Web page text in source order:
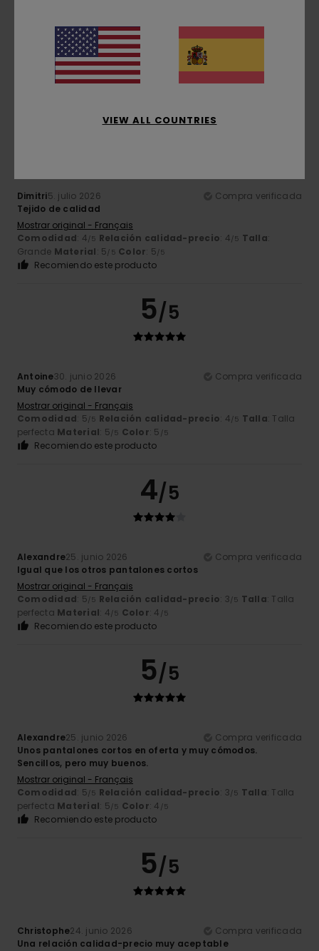
Son bonitos
Mostrar original - Italiano
Comodidad: 5/5 Relación calidad-precio
Material: 5/5 Color
Recomiendo este producto
5/5
Dimitri5. julio 2026
Compra verificada
Tejido de calidad
Mostrar original - Français
Comodidad: 4/5 Relación calidad-precio: 4/5 Talla:
Grande Material: 5/5 Color: 5/5
Recomiendo este producto
5/5
Antoine30. junio 2026
Compra verificada
Muy cómodo de llevar
Mostrar original - Français
Comodidad: 5/5 Relación calidad-precio: 4/5 Talla: Talla
perfecta Material: 5/5 Color: 5 /5
Recomiendo este producto
4/5
Alexandre25. junio 2026
Compra verificada
Igual que los otros pantalones cortos
Mostrar original - Français
Comodidad: 5/5 Relación calidad-precio: 3/5 Talla: Talla
perfecta Material: 4/5 Color: 4 /5
Recomiendo este producto
5/5
Alexandre25. junio 2026
Compra verificada
Unos pantalones cortos en oferta y muy cómodos.
Sencillos, pero muy buenos.
Mostrar original - Français
Comodidad: 5/5 Relación calidad-precio: 3/5 Talla: Talla
perfecta Material: 5/5 Color: 4 /5
Recomiendo este producto
5/5
Christophe24. junio 2026
Compra verificada
Una relación calidad-precio muy aceptable
VIEW ALL COUNTRIES